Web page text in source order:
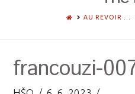
HOMEAU REVOIR …
francouzi-